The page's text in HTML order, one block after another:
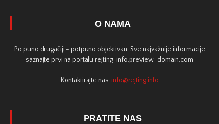
O NAMA
Potpuno drugačiji - potpuno objektivan. Sve najvažnije informacije
saznajte prvi na portalu rejting-info.preview-domain.com
Kontaktirajte nas: info@rejting.info
PRATITE NAS